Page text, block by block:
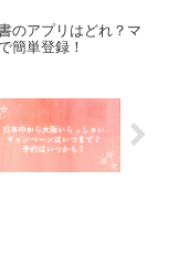
のアプリはどれ？マ
簡単登録！